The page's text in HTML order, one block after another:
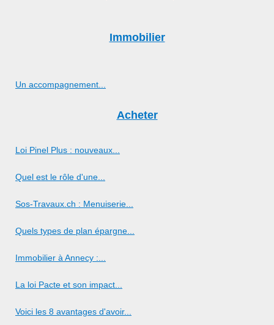
Immobilier
Un accompagnement...
Acheter
Loi Pinel Plus : nouveaux...
Quel est le rôle d'une...
Sos-Travaux.ch : Menuiserie...
Quels types de plan épargne...
Immobilier à Annecy :...
La loi Pacte et son impact...
Voici les 8 avantages d'avoir...